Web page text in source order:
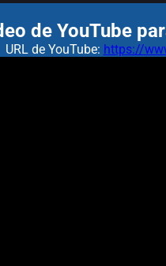
de YouTube
URL de YouTube: https://